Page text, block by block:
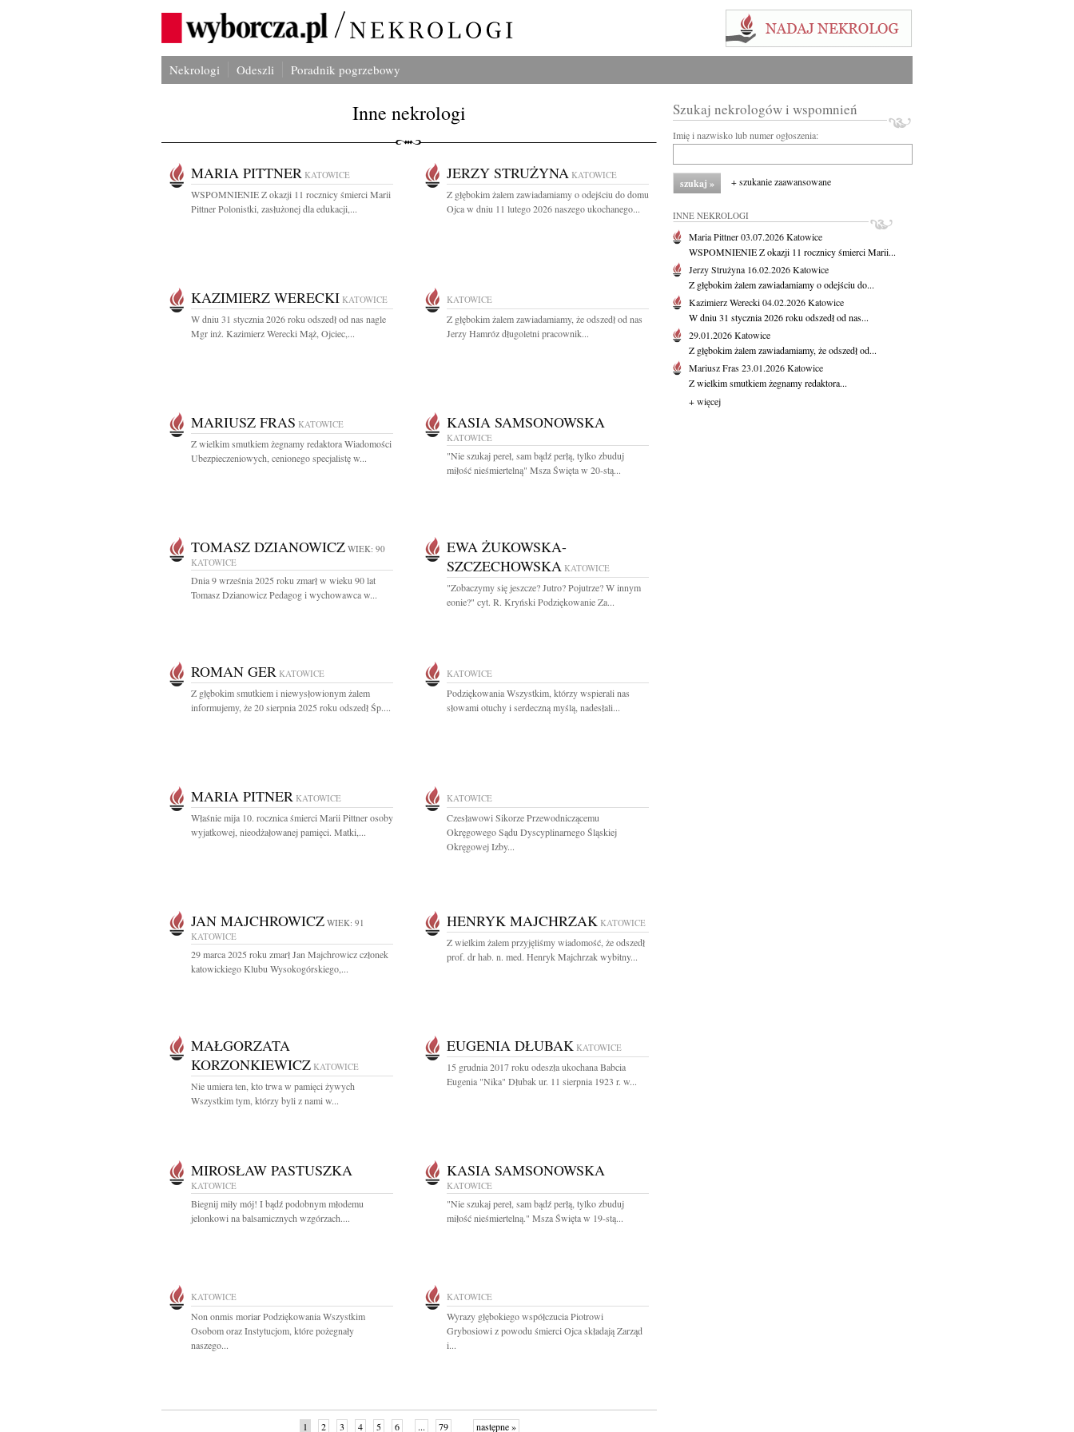
Nekrologi Odeszli Poradnik pogrzebowy
Inne nekrologi
MARIA PITTNER KATOWICE
WSPOMNIENIE Z okazji 11 rocznicy śmierci Marii
Pittner Polonistki, zasłużonej dla edukacji,...
JERZY STRUŻYNA KATOWICE
Z głębokim żalem zawiadamiamy o odejściu do domu
Ojca w dniu 11 lutego 2026 naszego ukochanego...
KAZIMIERZ WERECKI KATOWICE
W dniu 31 stycznia 2026 roku odszedł od nas nagle
Mgr inż. Kazimierz Werecki Mąż, Ojciec,...
KATOWICE
Z głębokim żalem zawiadamiamy, że odszedł od nas
Jerzy Hamróz długoletni pracownik...
MARIUSZ FRAS KATOWICE
Z wielkim smutkiem żegnamy redaktora Wiadomości
Ubezpieczeniowych, cenionego specjalistę w...
KASIA SAMSONOWSKA
KATOWICE
"Nie szukaj pereł, sam bądź perłą, tylko zbuduj
miłość nieśmiertelną" Msza Święta w 20-stą...
TOMASZ DZIANOWICZ WIEK: 90
KATOWICE
Dnia 9 września 2025 roku zmarł w wieku 90 lat
Tomasz Dzianowicz Pedagog i wychowawca w...
EWA ŻUKOWSKA-
SZCZECHOWSKA KATOWICE
"Zobaczymy się jeszcze? Jutro? Pojutrze? W innym
eonie?" cyt. R. Kryński Podziękowanie Za...
ROMAN GER KATOWICE
Z głębokim smutkiem i niewysłowionym żalem
informujemy, że 20 sierpnia 2025 roku odszedł Śp....
KATOWICE
Podziękowania Wszystkim, którzy wspierali nas
słowami otuchy i serdeczną myślą, nadesłali...
MARIA PITNER KATOWICE
Właśnie mija 10. rocznica śmierci Marii Pittner osoby
wyjatkowej, nieodżałowanej pamięci. Matki,...
KATOWICE
Czesławowi Sikorze Przewodniczącemu
Okręgowego Sądu Dyscyplinarnego Śląskiej
Okręgowej Izby...
JAN MAJCHROWICZ WIEK: 91
KATOWICE
29 marca 2025 roku zmarł Jan Majchrowicz członek
katowickiego Klubu Wysokogórskiego,...
HENRYK MAJCHRZAK KATOWICE
Z wielkim żalem przyjęliśmy wiadomość, że odszedł
prof. dr hab. n. med. Henryk Majchrzak wybitny...
MAŁGORZATA
KORZONKIEWICZ KATOWICE
Nie umiera ten, kto trwa w pamięci żywych
Wszystkim tym, którzy byli z nami w...
EUGENIA DŁUBAK KATOWICE
15 grudnia 2017 roku odeszła ukochana Babcia
Eugenia "Nika" Dłubak ur. 11 sierpnia 1923 r. w...
MIROSŁAW PASTUSZKA
KATOWICE
Biegnij miły mój! I bądź podobnym młodemu
jelonkowi na balsamicznych wzgórzach....
KASIA SAMSONOWSKA
KATOWICE
"Nie szukaj pereł, sam bądź perłą, tylko zbuduj
miłość nieśmiertelną." Msza Święta w 19-stą...
KATOWICE
Non onmis moriar Podziękowania Wszystkim
Osobom oraz Instytucjom, które pożegnały
naszego...
KATOWICE
Wyrazy głębokiego współczucia Piotrowi
Grybosiowi z powodu śmierci Ojca składają Zarząd
i...
1 2 3 4 5 6 ... 79 następne »
Szukaj nekrologów i wspomnień
Imię i nazwisko lub numer ogłoszenia:
+ szukanie zaawansowane
INNE NEKROLOGI
Maria Pittner03.07.2026Katowice
WSPOMNIENIE Z okazji 11 rocznicy śmierci Marii...
Jerzy Strużyna 16.02.2026Katowice
Z głębokim żalem zawiadamiamy o odejściu do...
Kazimierz Werecki04.02.2026Katowice
W dniu 31 stycznia 2026 roku odszedł od nas...
29.01.2026Katowice
Z głębokim żalem zawiadamiamy, że odszedł od...
Mariusz Fras23.01.2026Katowice
Z wielkim smutkiem żegnamy redaktora...
+ więcej